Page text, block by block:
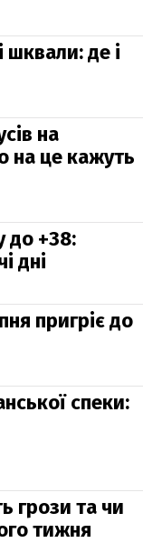
шквали: де і
на
на це кажуть
до +38:
дні
пригріє до
спеки:
грози та чи
тижня